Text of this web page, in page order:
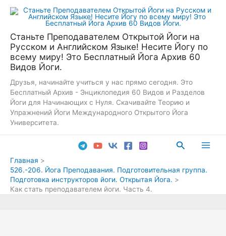
Перейти
Станьте Преподавателем Открытой Йоги на
Русском и Английском Языке! Несите Йогу по
всему миру! Это Бесплатный Йога Архив 60
Видов Йоги.
Друзья, начинайте учиться у нас прямо сегодня. Это
Бесплатный Архив - Энциклопедия 60 Видов и Разделов
Йоги для Начинающих с Нуля. Скачивайте Теорию и
Упражнений Йоги Международного Открытого Йога
Университета.
Поиск
Главная
526.-206. Йога Преподавания. Подготовительная группа.
Подготовка инструкторов йоги. Открытая Йога.
Как стать преподавателем йоги. Часть 4.